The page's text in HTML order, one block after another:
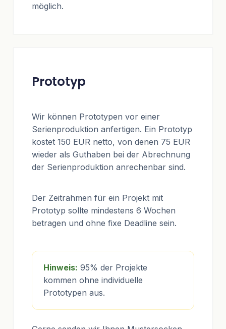
möglich.
Prototyp
Wir können Prototypen vor einer
Serienproduktion anfertigen. Ein Prototyp
kostet 150 EUR netto, von denen 75 EUR
wieder als Guthaben bei der Abrechnung
der Serienproduktion anrechenbar sind.
Der Zeitrahmen für ein Projekt mit
Prototyp sollte mindestens 6 Wochen
betragen und ohne fixe Deadline sein.
Hinweis: 95% der Projekte
kommen ohne individuelle
Prototypen aus.